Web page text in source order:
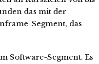
das mit der
Segment, das
Software-Segment. Es